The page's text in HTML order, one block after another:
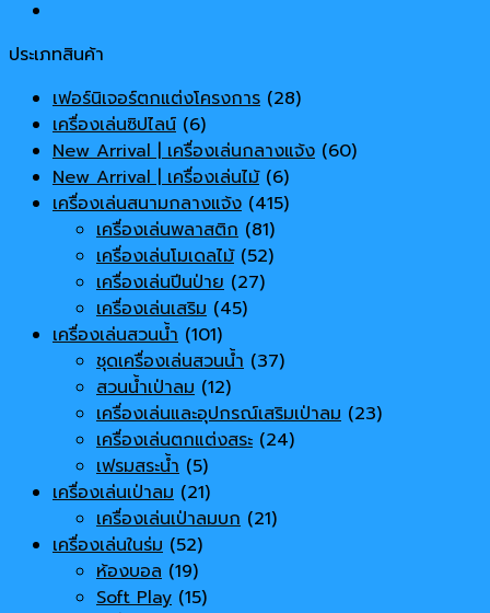
ประเภทสินค้า
เฟอร์นิเจอร์ตกแต่งโครงการ (28)
เครื่องเล่นซิปไลน์ (6)
New Arrival | เครื่องเล่นกลางแจ้ง (60)
New Arrival | เครื่องเล่นไม้ (6)
เครื่องเล่นสนามกลางแจ้ง (415)
เครื่องเล่นพลาสติก (81)
เครื่องเล่นโมเดลไม้ (52)
เครื่องเล่นปีนป่าย (27)
เครื่องเล่นเสริม (45)
เครื่องเล่นสวนน้ำ (101)
ชุดเครื่องเล่นสวนน้ำ (37)
สวนน้ำเป่าลม (12)
เครื่องเล่นและอุปกรณ์เสริมเป่าลม (23)
เครื่องเล่นตกแต่งสระ (24)
เฟรมสระน้ำ (5)
เครื่องเล่นเป่าลม (21)
เครื่องเล่นเป่าลมบก (21)
เครื่องเล่นในร่ม (52)
ห้องบอล (19)
Soft Play (15)